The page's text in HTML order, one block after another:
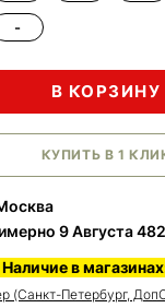
-
В КОРЗИНУ
КУПИТЬ В 1
9 Августа
в
(Санкт-Петербург,